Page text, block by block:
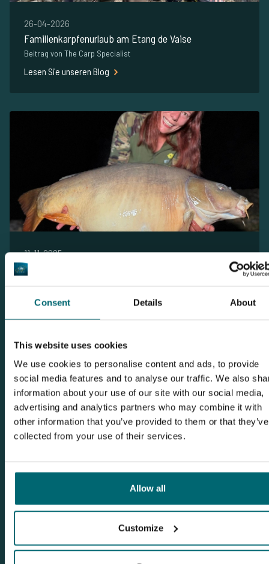
Consent Details About
This website uses cookies
We use cookies to personalise content and ads, to provide
social media features and to analyse our traffic. We also
information about your use of our site with our social media,
advertising and analytics partners who may combine it with
other information that you’ve provided to them or that they’ve
collected from your use of their services.
Allow all
Customize
26-04-2026
Familienkarpfenurlaub am Etang de Vaise
Beitrag von The Carp Specialist
Lesen Sie unseren Blog
11-11-2025
PBs, pure Freude und 15 Fische bis 27 Kilo am Etang
Beitrag von The Carp Specialist
Lesen Sie unseren Blog
Traumfänge am Etang de Vaise: Familienzeit &
Beitrag von The Carp Specialist